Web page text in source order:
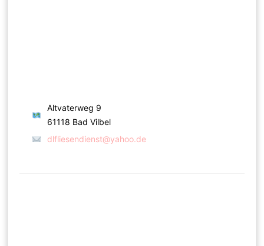
Altvaterweg 9
61118 Bad Vilbel
dlfliesendienst@yahoo.de